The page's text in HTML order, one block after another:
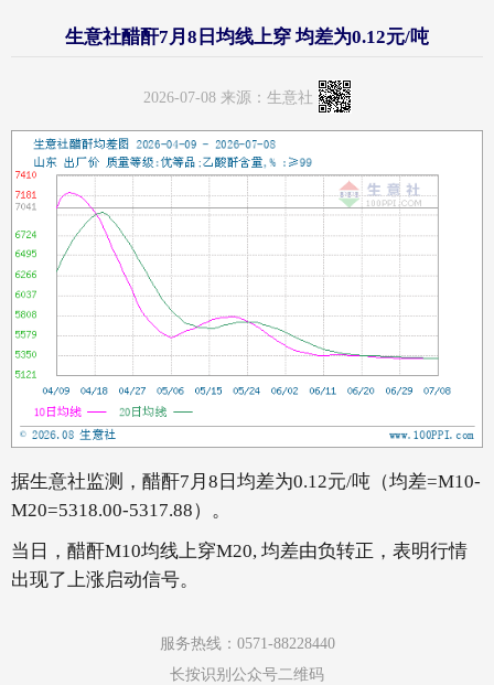
生意社醋酐7月8日均线上穿 均差为0.12元/吨
2026-07-08 来源：生意社
据生意社监测，醋酐7月8日均差为0.12元/吨（均差=M10-
M20=5318.00-5317.88）。
当日，醋酐M10均线上穿M20, 均差由负转正，表明行情
出现了上涨启动信号。
服务热线：0571-88228440
长按识别公众号二维码